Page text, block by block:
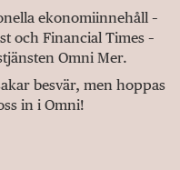
ekonomiinnehåll –
och Financial Times –
Omni Mer.
besvär, men hoppas
in i Omni!